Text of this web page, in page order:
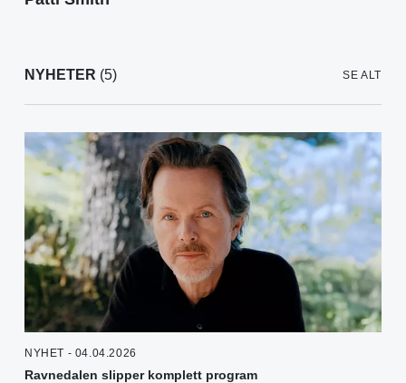
NYHETER (5) SE ALT
NYHET - 04.04.2026
Ravnedalen slipper komplett program